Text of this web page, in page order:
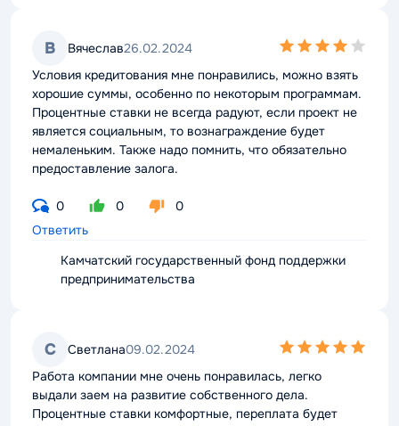
В Вячеслав26.02.2024
4,0
Условия кредитования мне понравились, можно взять
хорошие суммы, особенно по некоторым программам.
Процентные ставки не всегда радуют, если проект не
является социальным, то вознаграждение будет
немаленьким. Также надо помнить, что обязательно
предоставление залога.
0 0
0
Ответить
Камчатский государственный фонд поддержки
предпринимательства
С Светлана09.02.2024
5,0
Работа компании мне очень понравилась, легко
выдали заем на развитие собственного дела.
Процентные ставки комфортные, переплата будет